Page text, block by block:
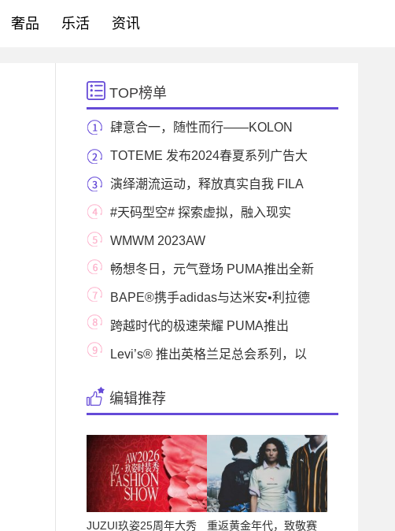
奢品 乐活 资讯
TOP榜单
肆意合一，随性而行——KOLON
SPORT 可隆发布全新
TOTEME 发布2024春夏系列广告大
片 演绎潮流运动，释放真实自我 FILA
FUSION x N°21联名
#天码型空# 探索虚拟，融入现实
FILA FUSION再次携
WMWM 2023AW
CAMPAIGN「WANDERING CELLIST」
畅想冬日，元气登场 PUMA推出全新
WINTERIZED冬季系
BAPE®携手adidas与达米安•利拉德
发布DAME 9联名鞋
跨越时代的极速荣耀 PUMA推出
Formula 1® 75周年纪念
Levi’s® 推出英格兰足总会系列，以
编辑推荐
JUZUI玖姿25周年大秀
重返黄金年代，致敬赛